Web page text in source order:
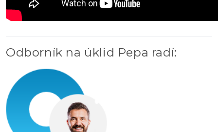
Odborník na úklid Pepa radí: